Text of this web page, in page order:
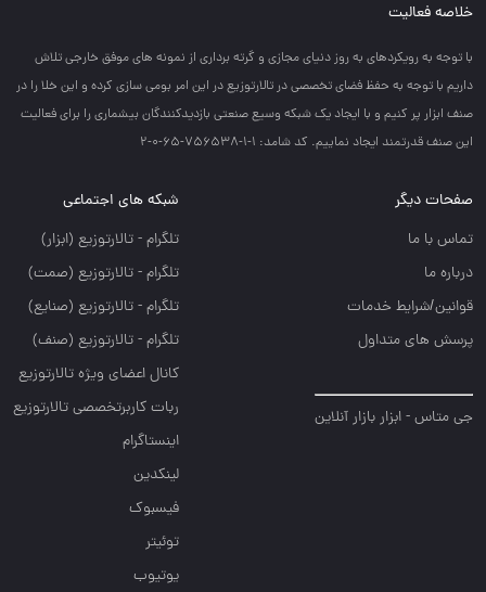
خلاصه فعالیت
با توجه به رويكردهاي به روز دنياي مجازي و گرته برداري از نمونه هاي موفق خارجي تلاش
داريم با توجه به حفظ فضاي تخصصي در تالارتوزيع در اين امر بومي سازي كرده و اين خلا را در
صنف ابزار پر كنيم و با ايجاد يك شبكه وسيع صنعتي بازديدكنندگان بيشماري را براي فعاليت
اين صنف قدرتمند ايجاد نماييم. کد شامد: 1-1-756538-65-0-2
صفحات دیگر
تماس با ما
درباره ما
قوانین/شرایط خدمات
پرسش های متداول
جی متاس - ابزار بازار آنلاین
شبکه های اجتماعی
تلگرام - تالارتوزيع (ابزار)
تلگرام - تالارتوزيع (صمت)
تلگرام - تالارتوزيع (صنايع)
تلگرام - تالارتوزیع (صنف)
کانال اعضای ویژه تالارتوزیع
ربات کاربرتخصصی تالارتوزیع
اینستاگرام
لینکدین
فیسبوک
توئیتر
یوتیوب